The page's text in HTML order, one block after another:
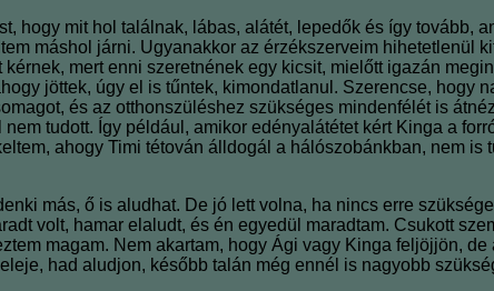
hogy mit hol találnak, lábas, alátét, lepedők és így tovább,
máshol járni. Ugyanakkor az érzékszerveim hihetetlenül
mert enni szeretnének egy kicsit, mielőtt igazán
jöttek, úgy el is tűntek, kimondatlanul. Szerencse, hogy
és az otthonszüléshez szükséges mindenfélét is
tudott. Így például, amikor edényalátétet kért Kinga a
ahogy Timi tétován álldogál a hálószobánkban, nem is
más, ő is aludhat. De jó lett volna, ha nincs erre
volt, hamar elaludt, és én egyedül maradtam. Csukott
magam. Nem akartam, hogy Ági vagy Kinga feljöjjön,
had aludjon, később talán még ennél is nagyobb